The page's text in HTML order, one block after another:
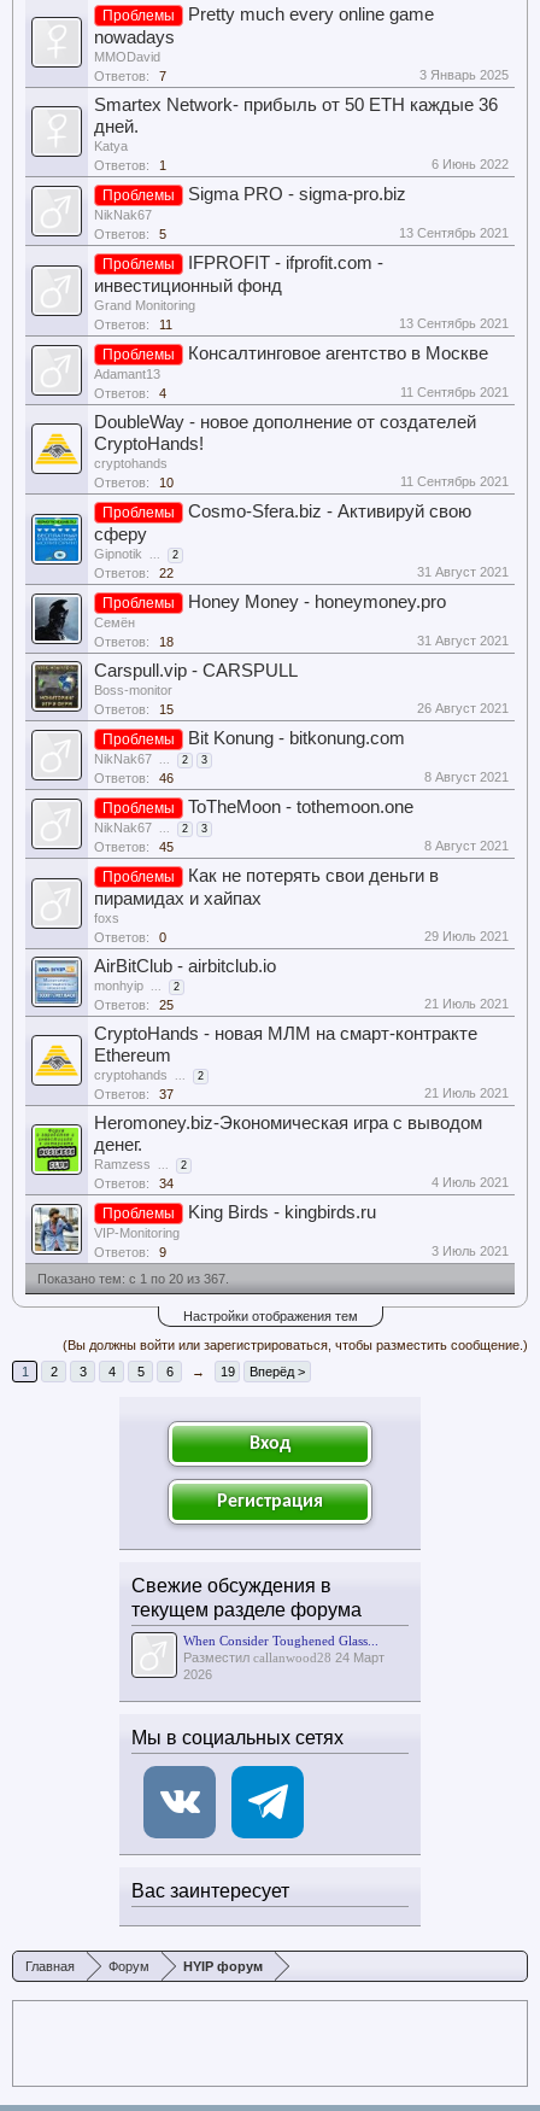
Проблемы
Pretty much every online game
nowadays
MMODavid
Ответов:
7 3 Январь 2025
Smartex Network- прибыль от 50 ETH каждые 36
дней.
Katya
Ответов:
1 6 Июнь 2022
Проблемы Sigma PRO - sigma-pro.biz
NikNak67
Ответов:
5 13 Сентябрь 2021
Проблемы
IFPROFIT - ifprofit.com -
инвестиционный фонд
Grand Monitoring
Ответов:
11 13 Сентябрь 2021
Проблемы Консалтинговое агентство в Москве
Adamant13
Ответов:
4 11 Сентябрь 2021
DoubleWay - новое дополнение от создателей
CryptoHands!
cryptohands
Ответов:
10 11 Сентябрь 2021
Проблемы
Cosmo-Sfera.biz - Активируй свою
сферу
Gipnotik ... 2
Ответов: 22 31 Август 2021
Проблемы Honey Money - honeymoney.pro
Семён
Ответов:
18 31 Август 2021
Carspull.vip - CARSPULL
Boss-monitor
Ответов:
15 26 Август 2021
Проблемы Bit Konung - bitkonung.com
NikNak67 ... 2 3
Ответов: 46 8 Август 2021
Проблемы ToTheMoon - tothemoon.one
NikNak67 ... 2 3
Ответов: 45 8 Август 2021
Проблемы
Как не потерять свои деньги в
пирамидах и хайпах
foxs
Ответов:
0 29 Июль 2021
AirBitClub - airbitclub.io
monhyip ... 2
Ответов: 25 21 Июль 2021
CryptoHands - новая МЛМ на смарт-контракте
Ethereum
cryptohands ... 2
Ответов: 37 21 Июль 2021
Heromoney.biz-Экономическая игра с выводом
денег.
Ramzess ... 2
Ответов: 34 4 Июль 2021
Проблемы King Birds - kingbirds.ru
VIP-Monitoring
Ответов:
9
3 Июль 2021
Показано тем: с 1 по 20 из 367.
Настройки отображения тем
(Вы должны войти или зарегистрироваться, чтобы разместить сообщение.)
1
2 3 4 5 6 → 19 Вперёд >
Вход
Регистрация
Свежие обсуждения в
текущем разделе форума
When Consider Toughened Glass...
Разместил callanwood28 24 Март
2026
Мы в социальных сетях
Вас заинтересует
Главная Форум HYIP форум